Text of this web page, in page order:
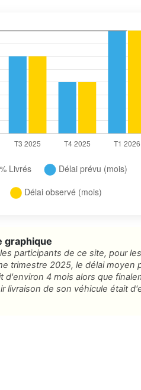
graphique
participants de ce site, pour
trimestre 2025, le délai moyen
d'environ 4 mois alors que
livraison de son véhicule était